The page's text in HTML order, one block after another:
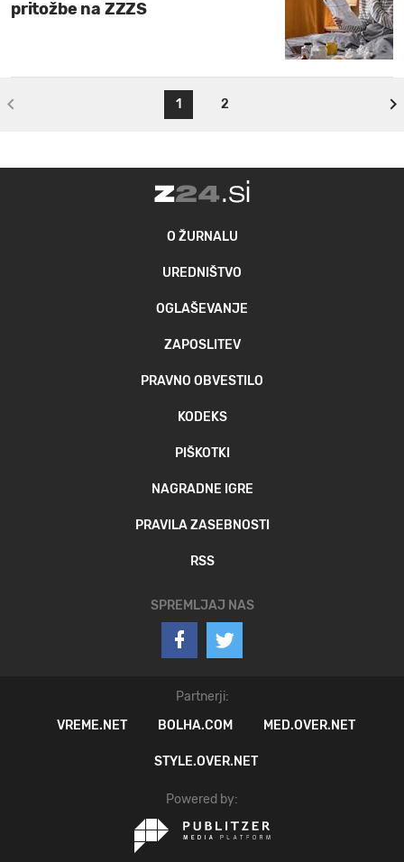
pritožbe na ZZZS
1 2
O ŽURNALU
UREDNIŠTVO
OGLAŠEVANJE
ZAPOSLITEV
PRAVNO OBVESTILO
KODEKS
PIŠKOTKI
NAGRADNE IGRE
PRAVILA ZASEBNOSTI
RSS
SPREMLJAJ NAS
Partnerji:
VREME.NET
BOLHA.COM MED.OVER.NET
STYLE.OVER.NET
Powered by: